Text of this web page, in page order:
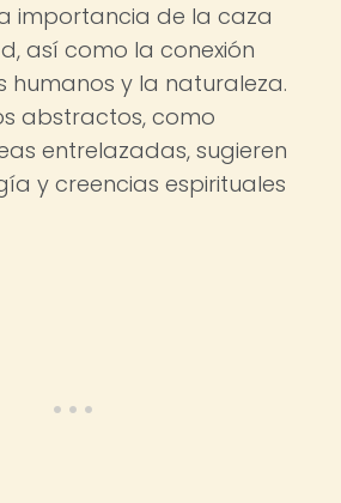
importancia de la caza
así como la conexión
humanos y la naturaleza.
abstractos, como
entrelazadas, sugieren
y creencias espirituales